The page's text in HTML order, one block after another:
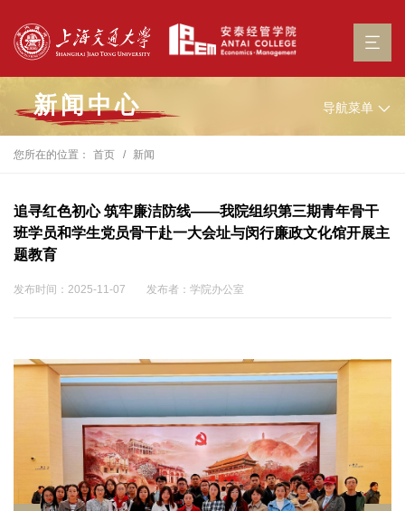
新闻中心 导航菜单
您所在的位置： 首页 新闻
追寻红色初心 筑牢廉洁防线——我院组织第三期青年骨干
班学员和学生党员骨干赴一大会址与闵行廉政文化馆开展主
题教育
发布时间：2025-11-07 发布者：学院办公室